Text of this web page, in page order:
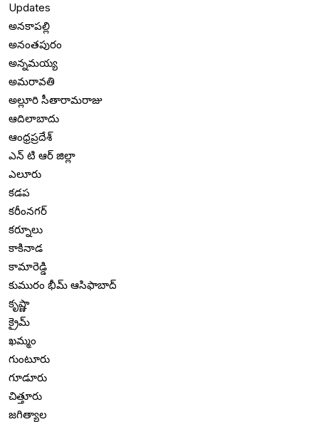
Updates
అనకాపల్లి
అనంతపురం
అన్నమయ్య
అమరావతి
అల్లూరి సీతారామరాజు
ఆదిలాబాదు
ఆంధ్రప్రదేశ్
ఎన్ టి ఆర్ జిల్లా
ఎలూరు
కడప
కరీంనగర్
కర్నూలు
కాకినాడ
కామారెడ్డి
కుమురం భీమ్ ఆసిఫాబాద్
కృష్ణా
క్రైమ్
ఖమ్మం
గుంటూరు
గూడూరు
చిత్తూరు
జగిత్యాల